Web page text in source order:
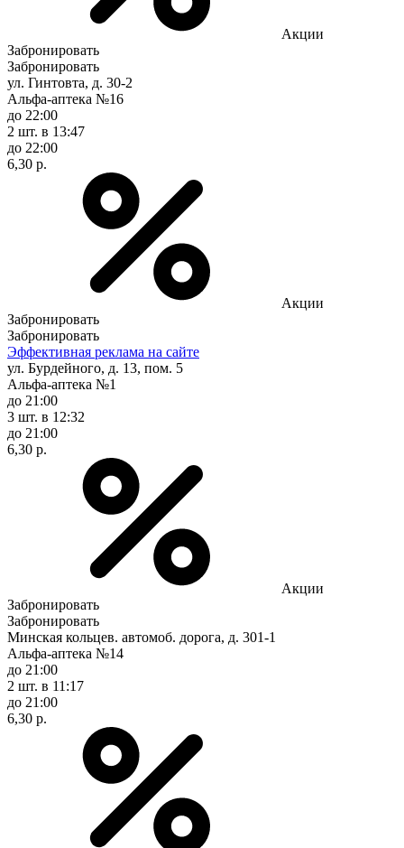
Акции
Забронировать
Забронировать
ул. Гинтовта, д. 30-2
Альфа-аптека №16
до 22:00
2 шт. в 13:47
до 22:00
6,30 р.
Акции
Забронировать
Забронировать
Эффективная реклама на сайте
ул. Бурдейного, д. 13, пом. 5
Альфа-аптека №1
до 21:00
3 шт. в 12:32
до 21:00
6,30 р.
Акции
Забронировать
Забронировать
Минская кольцев. автомоб. дорога, д. 301-1
Альфа-аптека №14
до 21:00
2 шт. в 11:17
до 21:00
6,30 р.